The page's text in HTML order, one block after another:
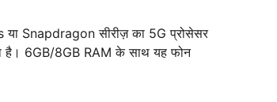
Snapdragon सीरीज़ का 5G प्रोसेसर
है। 6GB/8GB RAM के साथ यह फोन